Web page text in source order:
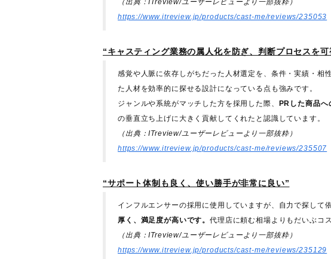
（出典：ITreview/ユーザーレビューより一部抜粋）
https://www.itreview.jp/products/cast-me/reviews/235053
“キャスティング業務の属人化を防ぎ、判断プロセスを可
感覚や人脈に依存しがちだった人材選定を、条件・実績・相
た人材を効率的に探せる設計になっている点も強みです。
ジャンルや系統がマッチした方を採用した際、 PRした商品へ
の垂直立ち上げに大きく貢献してくれたと認識しています。
（出典：ITreview/ユーザーレビューより一部抜粋）
https://www.itreview.jp/products/cast-me/reviews/235507
“サポート体制も良く、使い勝手が非常に良い”
インフルエンサーの採用に使用していますが、自力で探して
厚く、満足度が高いです。代理店に頼む相場よりもだいぶコ
（出典：ITreview/ユーザーレビューより一部抜粋）
https://www.itreview.jp/products/cast-me/reviews/235129